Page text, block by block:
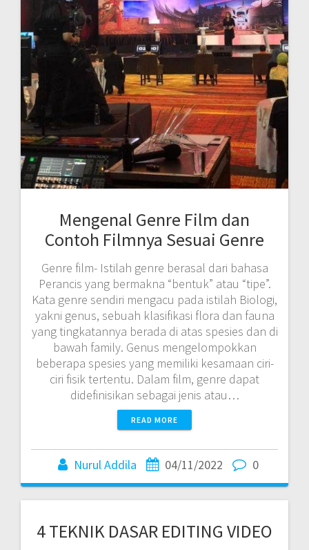
Mengenal Genre Film dan
Contoh Filmnya Sesuai Genre
Genre film- Istilah genre berasal dari bahasa
Perancis yang bermakna “bentuk” atau “tipe”.
Kata genre sendiri mengacu pada istilah Biologi,
yakni genus, sebuah klasifikasi flora dan fauna
yang tingkatannya berada di atas spesies dan di
bawah family. Genus mengelompokkan
beberapa spesies yang memiliki kesamaan ciri-
ciri fisik tertentu. Dalam film, genre dapat
didefinisikan sebagai jenis atau…
READ MORE
Nurul Addila 04/11/2022 0
4 TEKNIK DASAR EDITING VIDEO